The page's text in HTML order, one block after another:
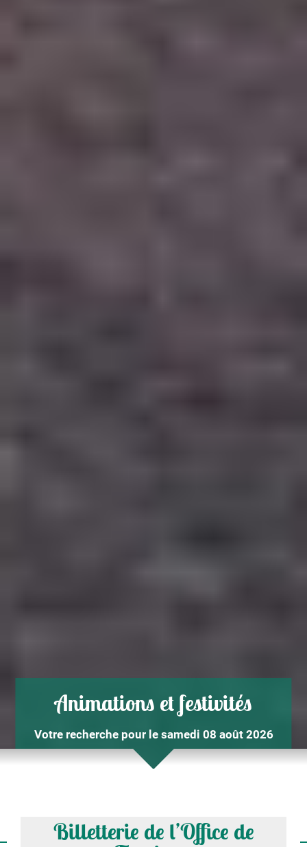
Animations et festivités
Votre recherche pour le samedi 08 août 2026
Billetterie de l’Office de